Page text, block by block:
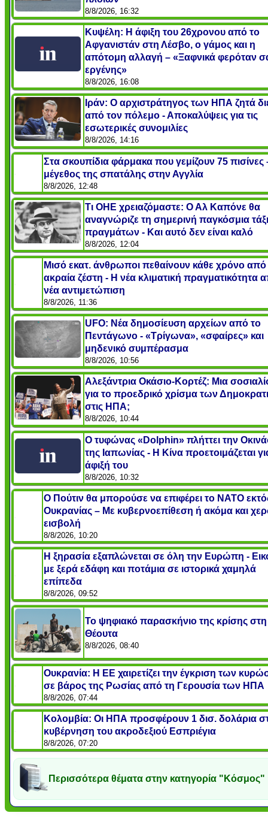
8/8/2026, 16:32
Κυψέλη: Η άφιξη του 26χρονου από το
Αφγανιστάν στη Λέσβο, ο γάμος και η
απότομη αλλαγή – «Ξαφνικά φερόταν
εργένης»
8/8/2026, 16:08
Ιράν: Ο αρχιστράτηγος των ΗΠΑ ζητά
από τον πόλεμο - Αποκαλύψεις για τις
εσωτερικές συνομιλίες
8/8/2026, 14:16
Στα σκουπίδια φάρμακα που γεμίζουν 75 πισίνες
μέγεθος της σπατάλης στην Αγγλία
8/8/2026, 12:48
Τι ΟΗΕ χρειαζόμαστε: Ο Αλ Καπόνε θα
αναγνώριζε τη σημερινή παγκόσμια
πραγμάτων - Και αυτό δεν είναι καλό
8/8/2026, 12:04
Μισό εκατ. άνθρωποι πεθαίνουν κάθε χρόνο από
ακραία ζέστη - Η νέα κλιματική πραγματικότητα
νέα αντιμετώπιση
8/8/2026, 11:36
UFO: Νέα δημοσίευση αρχείων από το
Πεντάγωνο - «Τρίγωνα», «σφαίρες» και
μηδενικό συμπέρασμα
8/8/2026, 10:56
Αλεξάντρια Οκάσιο-Κορτέζ: Μια
για το προεδρικό χρίσμα των
στις ΗΠΑ;
8/8/2026, 10:44
Ο τυφώνας «Dolphin» πλήττει την
της Ιαπωνίας - Η Κίνα προετοιμάζεται
άφιξή του
8/8/2026, 10:32
Ο Πούτιν θα μπορούσε να επιφέρει το ΝΑΤΟ
Ουκρανίας – Με κυβερνοεπίθεση ή ακόμα και
εισβολή
8/8/2026, 10:20
Η ξηρασία εξαπλώνεται σε όλη την Ευρώπη -
με ξερά εδάφη και ποτάμια σε ιστορικά χαμηλά
επίπεδα
8/8/2026, 09:52
Το ψηφιακό παρασκήνιο της κρίσης στη
Θέουτα
8/8/2026, 08:40
Ουκρανία: Η ΕΕ χαιρετίζει την έγκριση των
σε βάρος της Ρωσίας από τη Γερουσία των ΗΠΑ
8/8/2026, 07:44
Κολομβία: Οι ΗΠΑ προσφέρουν 1 δισ. δολάρια
κυβέρνηση του ακροδεξιού Εσπριέγια
8/8/2026, 07:20
Περισσότερα θέματα στην κατηγορία "Κόσμος"